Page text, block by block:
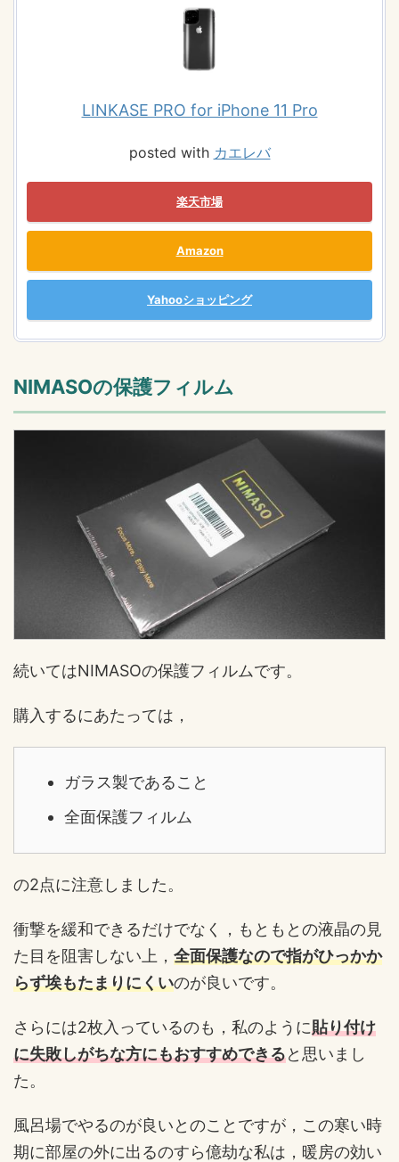
LINKASE PRO for iPhone 11 Pro
posted with カエレバ
楽天市場
Amazon
Yahooショッピング
NIMASOの保護フィルム
続いてはNIMASOの保護フィルムです。
購入するにあたっては，
ガラス製であること
全面保護フィルム
の2点に注意しました。
衝撃を緩和できるだけでなく，もともとの液晶の見
た目を阻害しない上， 全面保護なので指がひっかか
らず埃もたまりにくいのが良いです。
さらには2枚入っているのも，私のように貼り付け
に失敗しがちな方にもおすすめできると思いまし
た。
風呂場でやるのが良いとのことですが，この寒い時
期に部屋の外に出るのすら億劫な私は，暖房の効い